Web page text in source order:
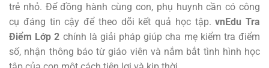
trẻ nhỏ. Để đồng hành cùng con, phụ huynh cần có công
cụ đáng tin cậy để theo dõi kết quả học tập.vnEdu Tra
Điểm Lớp 2 chính là giải pháp giúp cha mẹ kiểm tra điểm
số, nhận thông báo từ giáo viên và nắm bắt tình hình học